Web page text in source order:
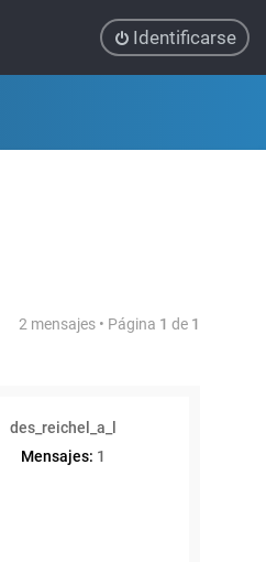
Identificarse
2 mensajes • Página 1 de 1
des_reichel_a_l
Mensajes: 1